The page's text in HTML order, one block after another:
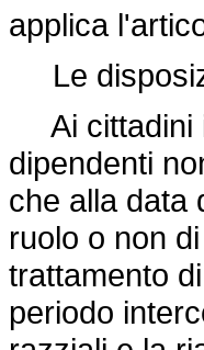
applica
Le
Ai cittadini
dipendenti
che alla data
ruolo o non
trattamento
periodo